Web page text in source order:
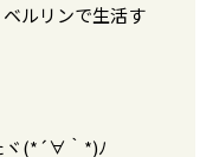
ルリンで生活す
ヾ(*´∀｀*)ﾉ